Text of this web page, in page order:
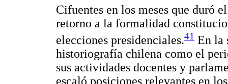
Cifuentes en los meses que duró
retorno a la formalidad
elecciones presidenciales.41 En la
historiografía chilena como el
sus actividades docentes y
escaló posiciones relevantes en